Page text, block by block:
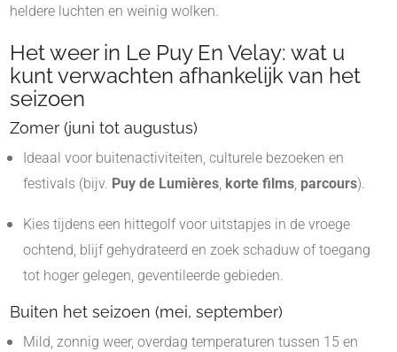
heldere luchten en weinig wolken.
Het weer in Le Puy En Velay: wat u
kunt verwachten afhankelijk van het
seizoen
Zomer (juni tot augustus)
Ideaal voor buitenactiviteiten, culturele bezoeken en
festivals (bijv. Puy de Lumières, korte films, parcours).
Kies tijdens een hittegolf voor uitstapjes in de vroege
ochtend, blijf gehydrateerd en zoek schaduw of toegang
tot hoger gelegen, geventileerde gebieden.
Buiten het seizoen (mei, september)
Mild, zonnig weer, overdag temperaturen tussen 15 en